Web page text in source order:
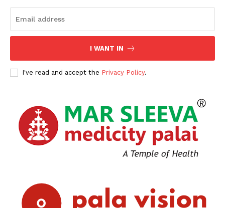
I WANT IN
I've read and accept the Privacy Policy.